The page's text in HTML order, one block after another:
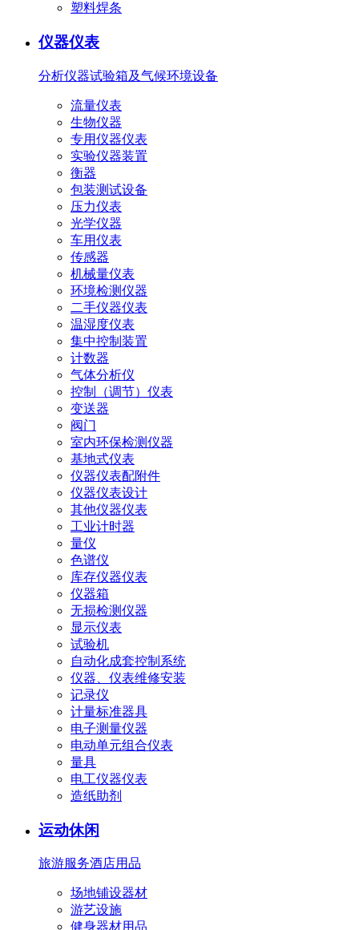
塑料焊条
仪器仪表
分析仪器试验箱及气候环境设备
流量仪表
生物仪器
专用仪器仪表
实验仪器装置
衡器
包装测试设备
压力仪表
光学仪器
车用仪表
传感器
机械量仪表
环境检测仪器
二手仪器仪表
温湿度仪表
集中控制装置
计数器
气体分析仪
控制（调节）仪表
变送器
阀门
室内环保检测仪器
基地式仪表
仪器仪表配附件
仪器仪表设计
其他仪器仪表
工业计时器
量仪
色谱仪
库存仪器仪表
仪器箱
无损检测仪器
显示仪表
试验机
自动化成套控制系统
仪器、仪表维修安装
记录仪
计量标准器具
电子测量仪器
电动单元组合仪表
量具
电工仪器仪表
造纸助剂
运动休闲
旅游服务酒店用品
场地铺设器材
游艺设施
健身器材用品